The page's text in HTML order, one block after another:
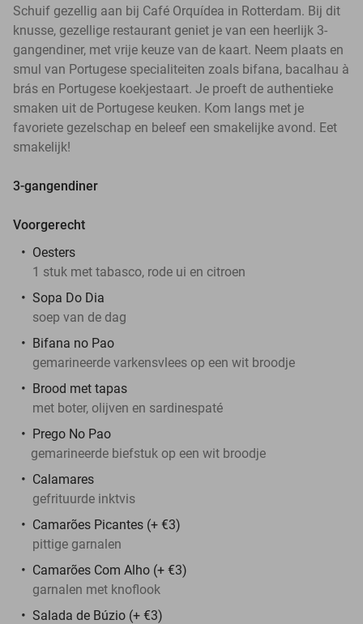
Schuif gezellig aan bij Café Orquídea in Rotterdam. Bij dit
knusse, gezellige restaurant geniet je van een heerlijk 3-
gangendiner, met vrije keuze van de kaart. Neem plaats en
smul van Portugese specialiteiten zoals bifana, bacalhau à
brás en Portugese koekjestaart. Je proeft de authentieke
smaken uit de Portugese keuken. Kom langs met je
favoriete gezelschap en beleef een smakelijke avond. Eet
smakelijk!
3-gangendiner
Voorgerecht
Oesters
1 stuk met tabasco, rode ui en citroen
Sopa Do Dia
soep van de dag
Bifana no Pao
gemarineerde varkensvlees op een wit broodje
Brood met tapas
met boter, olijven en sardinespaté
Prego No Pao
gemarineerde biefstuk op een wit broodje
Calamares
gefrituurde inktvis
Camarões Picantes (+ €3)
pittige garnalen
Camarões Com Alho (+ €3)
garnalen met knoflook
Salada de Búzio (+ €3)